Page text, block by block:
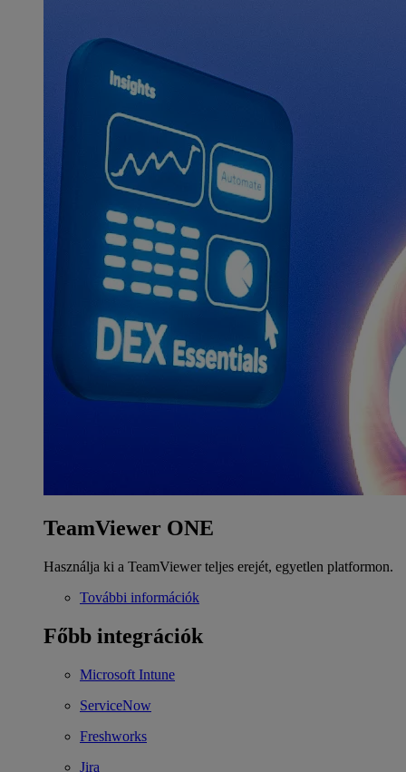
TeamViewer ONE
Használja ki a TeamViewer teljes erejét, egyetlen platformon.
További információk
Főbb integrációk
Microsoft Intune
ServiceNow
Freshworks
Jira